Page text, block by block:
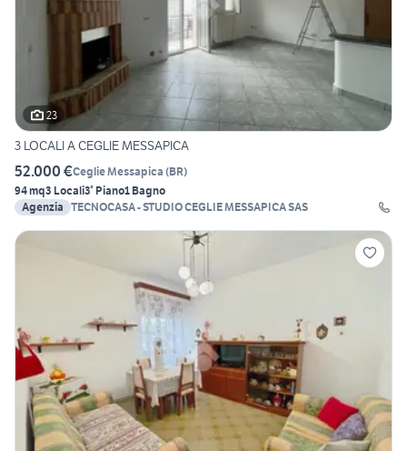
23
3 LOCALI A CEGLIE MESSAPICA
52.000 €Ceglie Messapica (BR)
94 mq3 Locali3° Piano1 Bagno
Agenzia TECNOCASA - STUDIO CEGLIE MESSAPICA SAS